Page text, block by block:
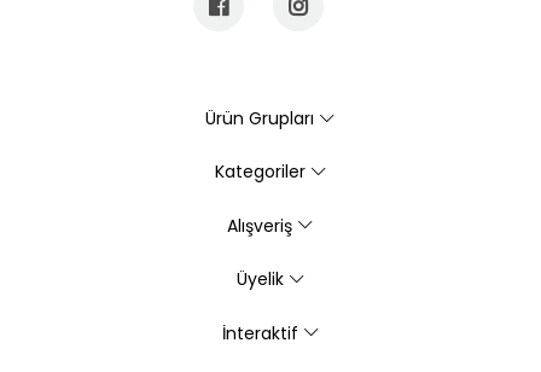
Ürün Grupları
Kategoriler
Alışveriş
Üyelik
İnteraktif